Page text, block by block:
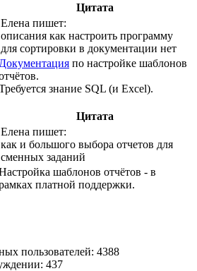
Цитата
Елена пишет:
описания как настроить программу
для сортировки в документации нет
Документация по настройке шаблонов
знание SQL (и Excel).
Цитата
Елена пишет:
как и большого выбора отчетов для
сменных заданий
шаблонов отчётов - в
платной поддержки.
пользователей: 4388
437